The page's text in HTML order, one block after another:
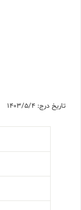
تاریخ درج: 1403/5/4